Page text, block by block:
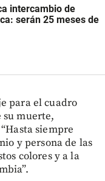
intercambio de
serán 25 meses de
para el cuadro
su muerte,
siempre
y persona de las
colores y a la